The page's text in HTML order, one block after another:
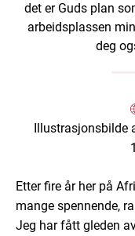
det er Guds plan
arbeidsplassen
deg
Illustrasjonsbilde
Etter fire år her på
mange spennende,
Jeg har fått gleden